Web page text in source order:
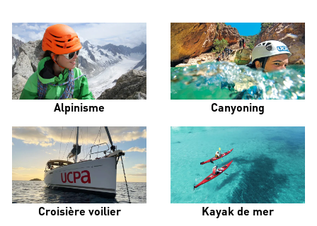
Alpinisme Canyoning
Croisière voilier Kayak de mer